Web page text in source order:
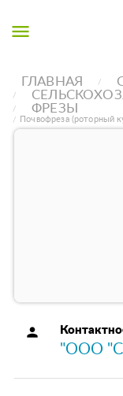
menu
ГЛАВНАЯ
ФРЕЗЫ
Почвофреза (роторный
person
"ООО